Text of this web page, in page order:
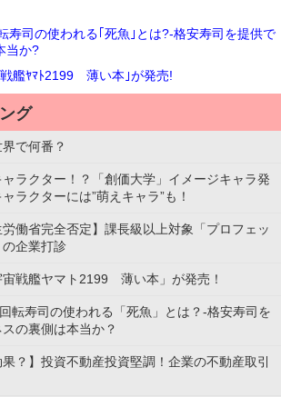
寿司の使われる｢死魚｣とは?-格安寿司を提供で
当か?
戦艦ﾔﾏﾄ2199 薄い本｣が発売!
グ
で何番？
ラクター！？「創価大学」イメージキャラ発
ラクターには”萌えキャラ”も！
労働省完全否定】課長級以上対象「プロフェッ
企業打診
宙戦艦ヤマト2199 薄い本」が発売！
転寿司の使われる「死魚」とは？-格安寿司を
の裏側は本当か？
果？】投資不動産投資堅調！企業の不動産取引